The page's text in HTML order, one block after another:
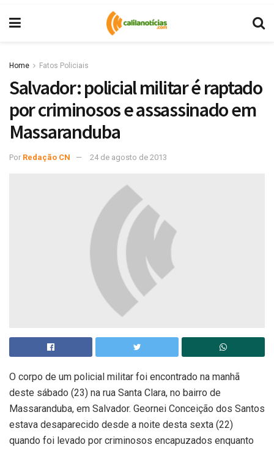
Home Fatos Policiais
Salvador: policial militar é raptado
por criminosos e assassinado em
Massaranduba
Por Redação CN 24 de agosto de 2013
O corpo de um policial militar foi encontrado na manhã
deste sábado (23) na rua Santa Clara, no bairro de
Massaranduba, em Salvador. Geornei Conceição dos Santos
estava desaparecido desde a noite desta sexta (22)
quando foi levado por criminosos encapuzados enquanto